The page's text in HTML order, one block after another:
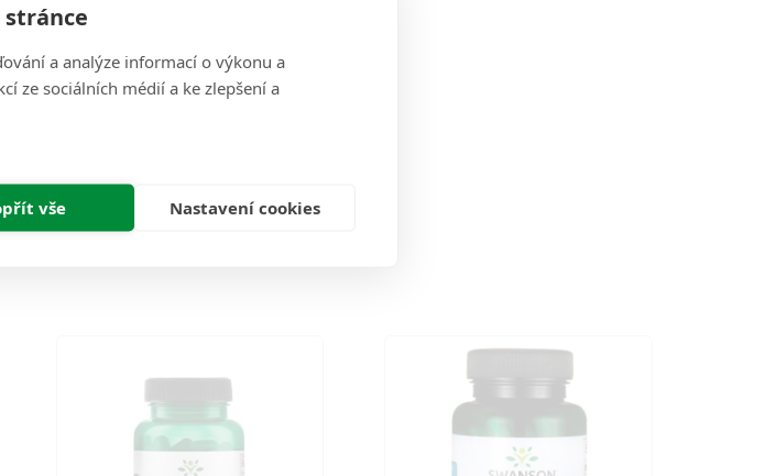
a analýze informací o výkonu a
ze sociálních médií a ke zlepšení a
vše Nastavení cookies